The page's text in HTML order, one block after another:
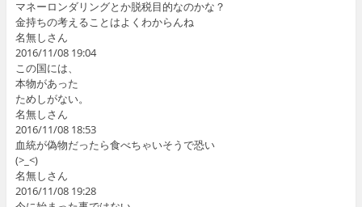
マネーロンダリングとか脱税目的なのかな？
金持ちの考えることはよくわからんね
名無しさん
2016/11/08 19:04
この国には、
本物があった
ためしがない。
名無しさん
2016/11/08 18:53
血統が偽物だったら食べちゃいそうで恐い
(>_<)
名無しさん
2016/11/08 19:28